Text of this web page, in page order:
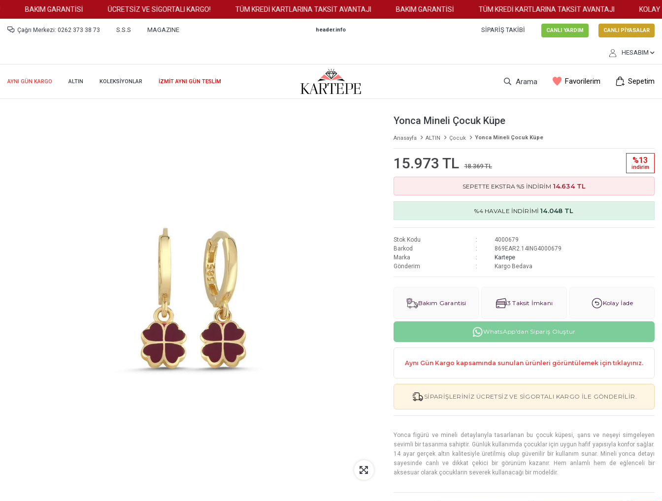
BAKIM GARANTİSİ ÜCRETSİZ VE SİGORTALI KARGO! TÜM KREDİ KARTLARINA TAKSİT AVANTAJI BAKIM GARANTİSİ TÜM KREDİ KARTLARINA TAKSİT AVANTAJI KOLAY
Çağrı Merkezi: 0262 373 38 73 S.S.S MAGAZINE header.info SIPARIŞ TAKIBI CANLI YARDIM CANLI PİYASALAR
HESABIM
AYNI GÜN KARGO ALTIN KOLEKSİYONLAR İZMİT AYNI GÜN TESLİM Arama Favorilerim Sepetim
Yonca Mineli Çocuk Küpe
Anasayfa ALTIN Çocuk Yonca Mineli Çocuk Küpe
15.973 TL 18.369 TL
%13
i̇ndi̇ri̇m
SEPETTE EKSTRA %5 İNDİRİM 14.634 TL
%4 HAVALE İNDİRİMİ14.048 TL
Stok Kodu
4000679
Barkod
869EAR2.14ING4000679
Marka
Kartepe
Gönderim
Kargo Bedava
Bakım Garantisi 3 Taksit İmkanı Kolay İade
WhatsApp'dan Sipariş Oluştur
Aynı Gün Kargo kapsamında sunulan ürünleri görüntülemek için tıklayınız.
SIPARIŞLERINIZ ÜCRETSIZ VE SIGORTALI KARGO ILE GÖNDERILIR.
Yonca figürü ve mineli detaylarıyla tasarlanan bu çocuk küpesi, şans ve neşeyi simgeleyen
sevimli bir tasarıma sahiptir. Günlük kullanımda çocuklar için uygun hafif yapısıyla konfor sağlar.
14 ayar gerçek altın kalitesiyle üretilmiş olup güvenilir bir kullanım sunar. Mineli yonca detayı
sayesinde canlı ve dikkat çekici bir görünüm kazanır. Hem anlamlı hem de eğlenceli bir
aksesuar olarak çocukların severek kullanacağı bir modeldir.